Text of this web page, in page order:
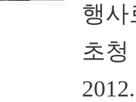
행사
초